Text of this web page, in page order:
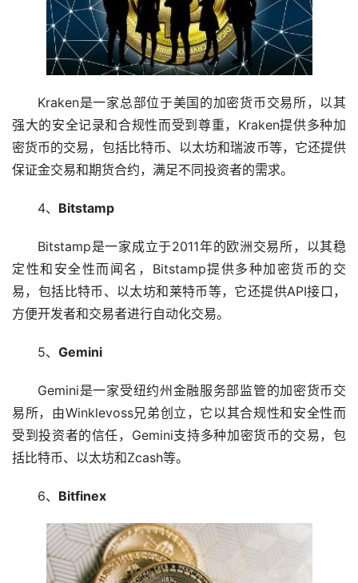
Kraken是一家总部位于美国的加密货币交易所，以其
强大的安全记录和合规性而受到尊重，Kraken提供多种加
密货币的交易，包括比特币、以太坊和瑞波币等，它还提供
保证金交易和期货合约，满足不同投资者的需求。
4、 Bitstamp
Bitstamp是一家成立于2011年的欧洲交易所，以其稳
定性和安全性而闻名，Bitstamp提供多种加密货币的交
易，包括比特币、以太坊和莱特币等，它还提供API接口，
方便开发者和交易者进行自动化交易。
5、 Gemini
Gemini是一家受纽约州金融服务部监管的加密货币交
易所，由Winklevoss兄弟创立，它以其合规性和安全性而
受到投资者的信任，Gemini支持多种加密货币的交易，包
括比特币、以太坊和Zcash等。
6、 Bitfinex